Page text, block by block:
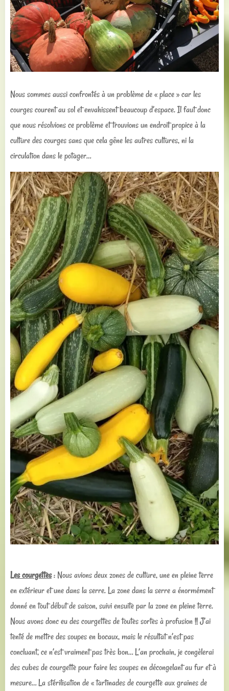
Nous sommes aussi confrontés à un problème de « place » car les
courges courent au sol et envahissent beaucoup d’espace. Il faut donc
que nous résolvions ce problème et trouvions un endroit propice à la
culture des courges sans que cela gêne les autres cultures, ni la
circulation dans le potager…
Les courgettes: Nous avions deux zones de culture, une en pleine terre
en extérieur et une dans la serre. La zone dans la serre a énormément
donné en tout début de saison, suivi ensuite par la zone en pleine terre.
Nous avons donc eu des courgettes de toutes sortes à profusion !! J’ai
tenté de mettre des soupes en bocaux, mais le résultat n’est pas
concluant, ce n’est vraiment pas très bon… L’an prochain, je congèlerai
des cubes de courgette pour faire les soupes en décongelant au fur et à
mesure… La stérilisation de « tartinades de courgette aux graines de